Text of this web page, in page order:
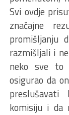
Svi ovdje
značajne
promišljanju
razmišljali i
neko sve to
osigurao da
komisiju i da